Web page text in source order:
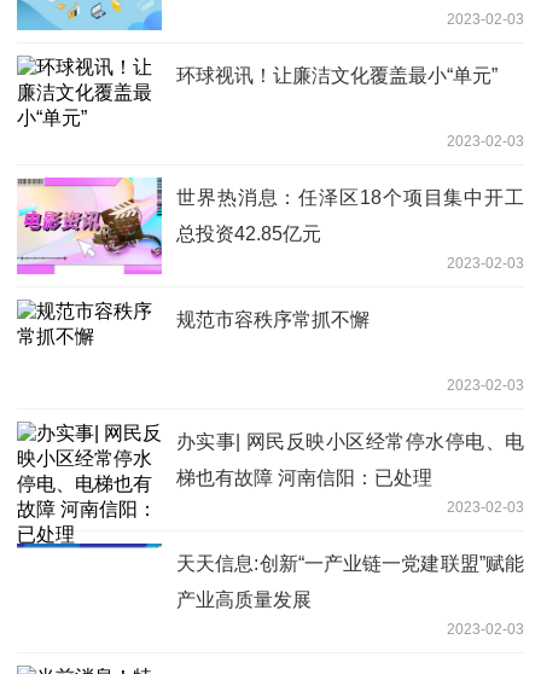
2023-02-03
环球视讯！让廉洁文化覆盖最小“单元”
2023-02-03
世界热消息：任泽区18个项目集中开工
总投资42.85亿元
2023-02-03
规范市容秩序常抓不懈
2023-02-03
办实事| 网民反映小区经常停水停电、电
梯也有故障 河南信阳：已处理
2023-02-03
天天信息:创新“一产业链一党建联盟”赋能
产业高质量发展
2023-02-03